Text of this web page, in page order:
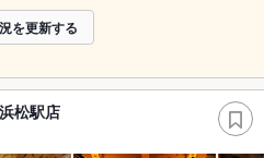
を更新する
松駅店